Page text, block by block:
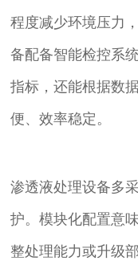
程度减少环境压力
备配备智能检控系
指标，还能根据数
便、效率稳定。
渗透液处理设备多
护。模块化配置意
整处理能力或升级